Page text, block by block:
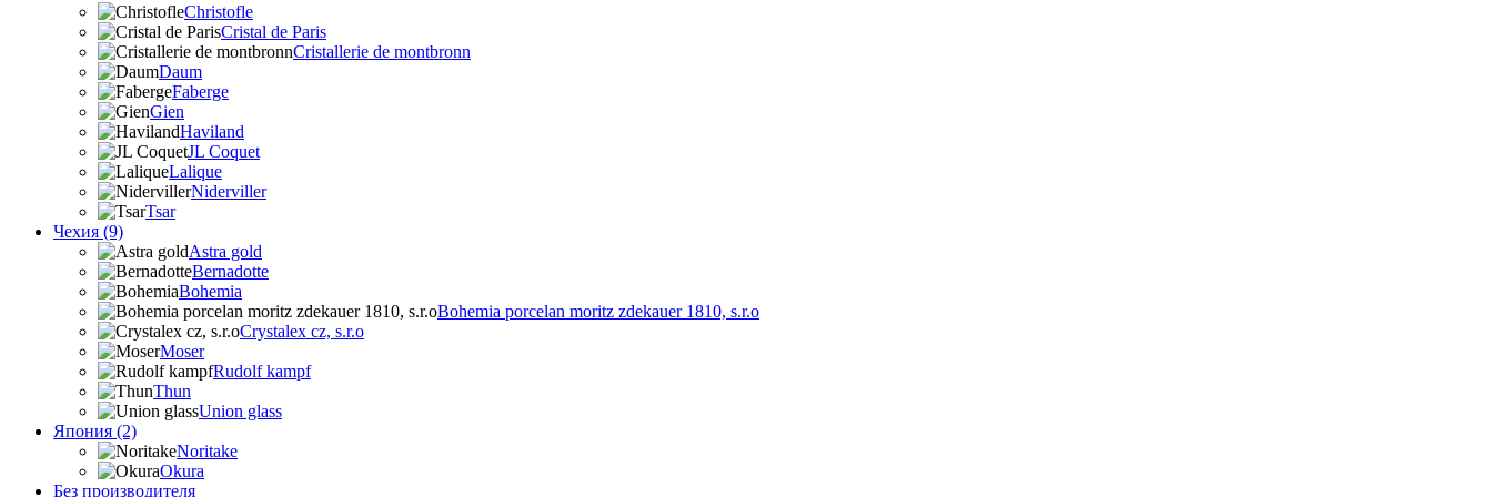
Christofle
Cristal de Paris
Cristallerie de montbronn
Daum
Faberge
Gien
Haviland
JL Coquet
Lalique
Niderviller
Tsar
Чехия (9)
Astra gold
Bernadotte
Bohemia
Bohemia porcelan moritz zdekauer 1810, s.r.o
Crystalex cz, s.r.o
Moser
Rudolf kampf
Thun
Union glass
Япония (2)
Noritake
Okura
Без производителя